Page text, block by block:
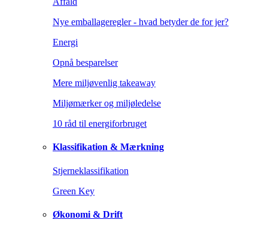
Nye emballageregler - hvad betyder de for jer?
Energi
Opnå besparelser
Mere miljøvenlig takeaway
Miljømærker og miljøledelse
10 råd til energiforbruget
Klassifikation & Mærkning
Stjerneklassifikation
Green Key
Økonomi & Drift